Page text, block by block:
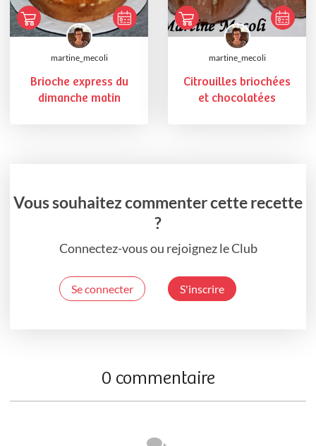
martine_mecoli
Brioche express du
dimanche matin
martine_mecoli
Citrouilles briochées
et chocolatées
Vous souhaitez commenter cette recette
?
Connectez-vous ou rejoignez le Club
Se connecter S'inscrire
0 commentaire